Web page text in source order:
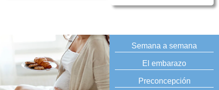
Semana a semana
El embarazo
Preconcepción